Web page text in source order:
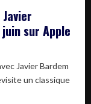
sur Apple
Javier Bardem
un classique